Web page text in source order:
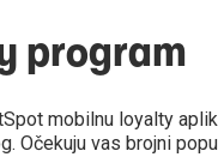
program
mobilnu loyalty
Očekuju vas brojni